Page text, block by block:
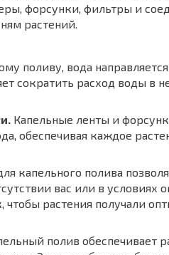
форсунки, фильтры и
растений.
поливу, вода
сократить расход воды в
Капельные ленты и
обеспечивая каждое
капельного полива
вас или в условиях
растения получали
полив обеспечивает